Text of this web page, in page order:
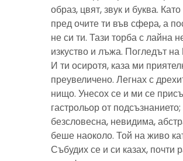
образ, цвят, звук и буква.
пред очите ти във сфера, а
не си ти. Тази торба с лайна
изкуство и лъжа. Погледът
И ти осиротя, каза ми
преувеличено. Легнах с
нищо. Унесох се и ми се
гастрольор от
безсловесна, невидима,
беше наоколо. Той на живо
Събудих се и си казах, почти